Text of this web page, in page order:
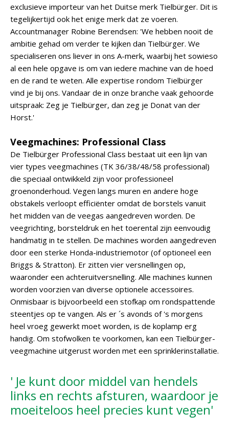
exclusieve importeur van het Duitse merk Tielbürger. Dit is
tegelijkertijd ook het enige merk dat ze voeren.
Accountmanager Robine Berendsen: 'We hebben nooit de
ambitie gehad om verder te kijken dan Tielbürger. We
specialiseren ons liever in ons A-merk, waarbij het sowieso
al een hele opgave is om van iedere machine van de hoed
en de rand te weten. Alle expertise rondom Tielbürger
vind je bij ons. Vandaar de in onze branche vaak gehoorde
uitspraak: Zeg je Tielbürger, dan zeg je Donat van der
Horst.'
Veegmachines: Professional Class
De Tielbürger Professional Class bestaat uit een lijn van
vier types veegmachines (TK 36/38/48/58 professional)
die speciaal ontwikkeld zijn voor professioneel
groenonderhoud. Vegen langs muren en andere hoge
obstakels verloopt efficiënter omdat de borstels vanuit
het midden van de veegas aangedreven worden. De
veegrichting, borsteldruk en het toerental zijn eenvoudig
handmatig in te stellen. De machines worden aangedreven
door een sterke Honda-industriemotor (of optioneel een
Briggs & Stratton). Er zitten vier versnellingen op,
waaronder een achteruitversnelling. Alle machines kunnen
worden voorzien van diverse optionele accessoires.
Onmisbaar is bijvoorbeeld een stofkap om rondspattende
steentjes op te vangen. Als er ´s avonds of 's morgens
heel vroeg gewerkt moet worden, is de koplamp erg
handig. Om stofwolken te voorkomen, kan een Tielbürger-
veegmachine uitgerust worden met een sprinklerinstallatie.
' Je kunt door middel van hendels
links en rechts afsturen, waardoor je
moeiteloos heel precies kunt vegen'